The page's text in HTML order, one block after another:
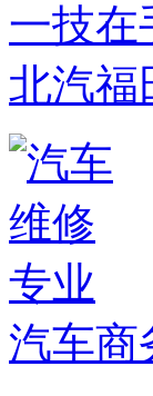
一技在
北汽福
汽车商